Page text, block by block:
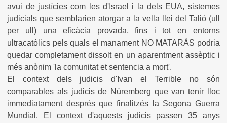
avui de justícies com les d'Israel i la dels EUA, sistemes
judicials que semblarien atorgar a la vella llei del Talió (ull
per ull) una eficàcia provada, fins i tot en entorns
ultracatòlics pels quals el manament NO MATARÀS podria
quedar completament dissolt en un aparentment assèptic i
més anònim 'la comunitat et sentencia a mort'.
El context dels judicis d'Ivan el Terrible no són
comparables als judicis de Nüremberg que van tenir lloc
immediatament després que finalitzés la Segona Guerra
Mundial. El context d'aquests judicis passen 35 anys